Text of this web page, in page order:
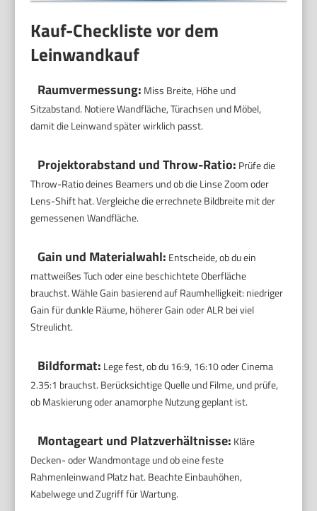
Kauf-Checkliste vor dem
Leinwandkauf
Raumvermessung: Miss Breite, Höhe und
Sitzabstand. Notiere Wandfläche, Türachsen und Möbel,
damit die Leinwand später wirklich passt.
Projektorabstand und Throw-Ratio: Prüfe die
Throw-Ratio deines Beamers und ob die Linse Zoom oder
Lens-Shift hat. Vergleiche die errechnete Bildbreite mit der
gemessenen Wandfläche.
Gain und Materialwahl: Entscheide, ob du ein
mattweißes Tuch oder eine beschichtete Oberfläche
brauchst. Wähle Gain basierend auf Raumhelligkeit: niedriger
Gain für dunkle Räume, höherer Gain oder ALR bei viel
Streulicht.
Bildformat: Lege fest, ob du 16:9, 16:10 oder Cinema
2.35:1 brauchst. Berücksichtige Quelle und Filme, und prüfe,
ob Maskierung oder anamorphe Nutzung geplant ist.
Montageart und Platzverhältnisse: Kläre
Decken- oder Wandmontage und ob eine feste
Rahmenleinwand Platz hat. Beachte Einbauhöhen,
Kabelwege und Zugriff für Wartung.